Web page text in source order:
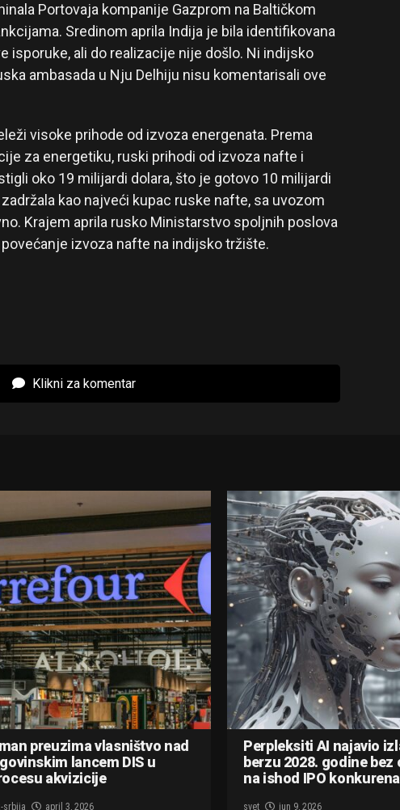
Portovaja kompanije Gazprom na Baltičkom
Sredinom aprila Indija je bila identifikovana
isporuke, ali do realizacije nije došlo. Ni indijsko
ambasada u Nju Delhiju nisu komentarisali ove
visoke prihode od izvoza energenata. Prema
za energetiku, ruski prihodi od izvoza nafte i
oko 19 milijardi dolara, što je gotovo 10 milijardi
kao najveći kupac ruske nafte, sa uvozom
Krajem aprila rusko Ministarstvo spoljnih poslova
izvoza nafte na indijsko tržište.
Klikni za komentar
preuzima vlasništvo nad
lancem DIS u
akvizicije
srbija april 3, 2026
Perpleksiti AI najavio
berzu 2028. godine bez
na ishod IPO
svet jun 9, 2026